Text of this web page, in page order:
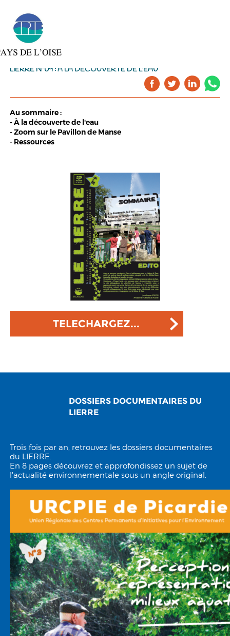
LIERRE N°09 : À LA DÉCOUVERTE DE L'EAU
Au sommaire :
- À la découverte de l'eau
- Zoom sur le Pavillon de Manse
- Ressources
TELECHARGEZ...
DOSSIERS DOCUMENTAIRES DU
LIERRE
Trois fois par an, retrouvez les dossiers documentaires
du LIERRE.
En 8 pages découvrez et approfondissez un sujet de
l'actualité environnementale sous un angle original.